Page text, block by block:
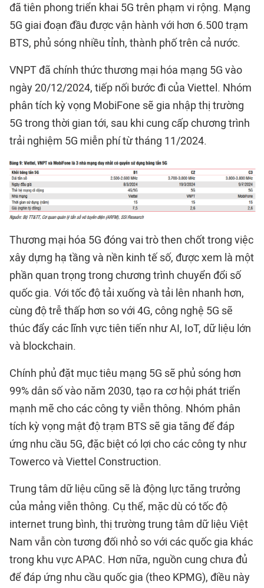
đã tiên phong triển khai 5G trên phạm vi rộng. Mạng
5G giai đoạn đầu được vận hành với hơn 6.500 trạm
BTS, phủ sóng nhiều tỉnh, thành phố trên cả nước.
VNPT đã chính thức thương mại hóa mạng 5G vào
ngày 20/12/2024, tiếp nối bước đi của Viettel. Nhóm
phân tích kỳ vọng MobiFone sẽ gia nhập thị trường
5G trong thời gian tới, sau khi cung cấp chương trình
trải nghiệm 5G miễn phí từ tháng 11/2024.
Thương mại hóa 5G đóng vai trò then chốt trong việc
xây dựng hạ tầng và nền kinh tế số, được xem là một
phần quan trọng trong chương trình chuyển đổi số
quốc gia. Với tốc độ tải xuống và tải lên nhanh hơn,
cùng độ trễ thấp hơn so với 4G, công nghệ 5G sẽ
thúc đẩy các lĩnh vực tiên tiến như AI, IoT, dữ liệu lớn
và blockchain.
Chính phủ đặt mục tiêu mạng 5G sẽ phủ sóng hơn
99% dân số vào năm 2030, tạo ra cơ hội phát triển
mạnh mẽ cho các công ty viễn thông. Nhóm phân
tích kỳ vọng mật độ trạm BTS sẽ gia tăng để đáp
ứng nhu cầu 5G, đặc biệt có lợi cho các công ty như
Towerco và Viettel Construction.
Trung tâm dữ liệu cũng sẽ là động lực tăng trưởng
của mảng viễn thông. Cụ thể, mặc dù có tốc độ
internet trung bình, thị trường trung tâm dữ liệu Việt
Nam vẫn còn tương đối nhỏ so với các quốc gia khác
trong khu vực APAC. Hơn nữa, nguồn cung chưa đủ
để đáp ứng nhu cầu quốc gia (theo KPMG), điều này